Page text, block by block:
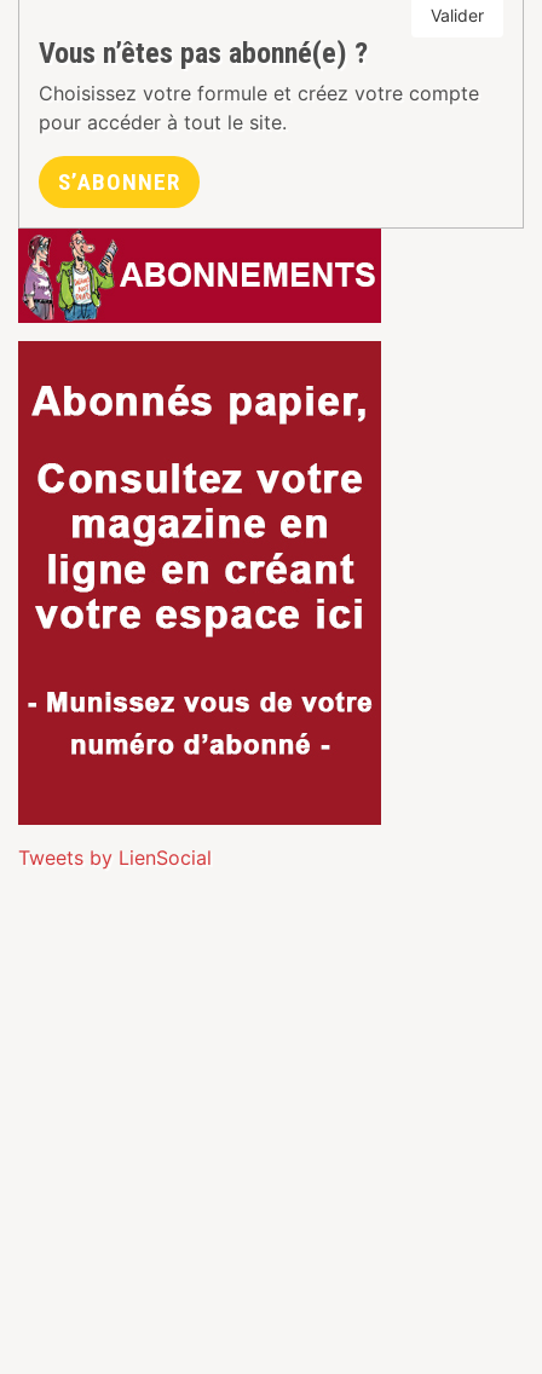
Valider
Vous n’êtes pas abonné(e) ?
Choisissez votre formule et créez votre compte
pour accéder à tout le site.
S’ABONNER
Tweets by LienSocial